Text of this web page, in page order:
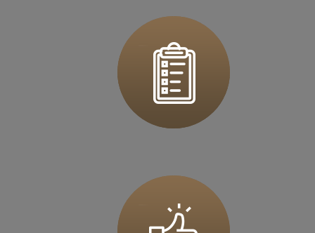
36 MINUT Brodnica
ul. Długa 2
87-300 Brodnica
36 MINUT Buk
36 MINUT Busko-Zdrój